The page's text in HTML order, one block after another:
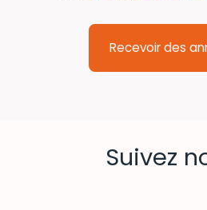
Recevoir des
Suivez